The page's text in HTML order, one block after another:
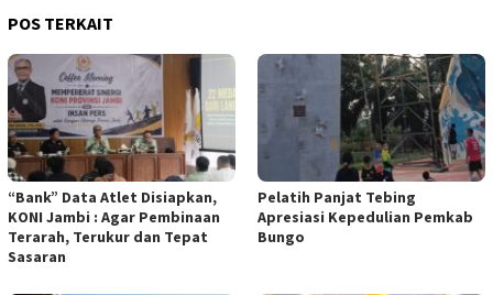
POS TERKAIT
“Bank” Data Atlet Disiapkan,
KONI Jambi : Agar Pembinaan
Terarah, Terukur dan Tepat
Sasaran
Pelatih Panjat Tebing
Apresiasi Kepedulian Pemkab
Bungo